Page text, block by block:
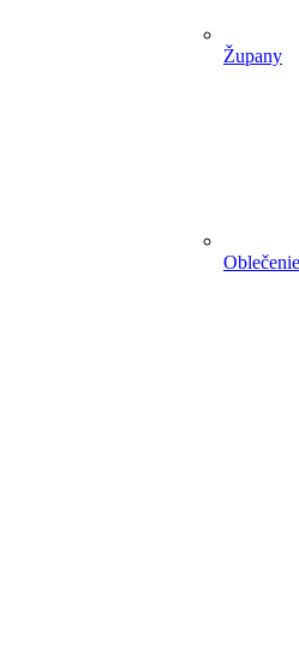
Župany
Oblečenie